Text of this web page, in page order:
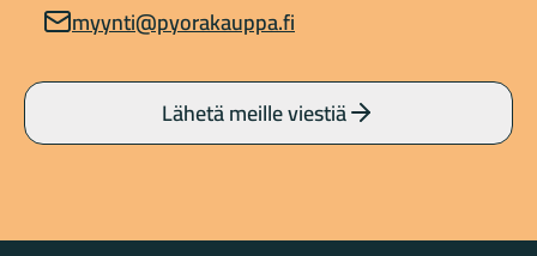
myynti@pyorakauppa.fi
Lähetä meille viestiä